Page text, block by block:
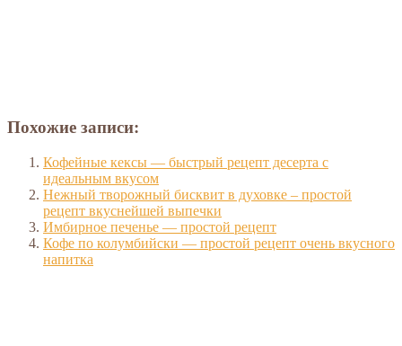
Похожие записи:
Кофейные кексы — быстрый рецепт десерта с
идеальным вкусом
Нежный творожный бисквит в духовке – простой
рецепт вкуснейшей выпечки
Имбирное печенье — простой рецепт
Кофе по колумбийски — простой рецепт очень вкусного
напитка